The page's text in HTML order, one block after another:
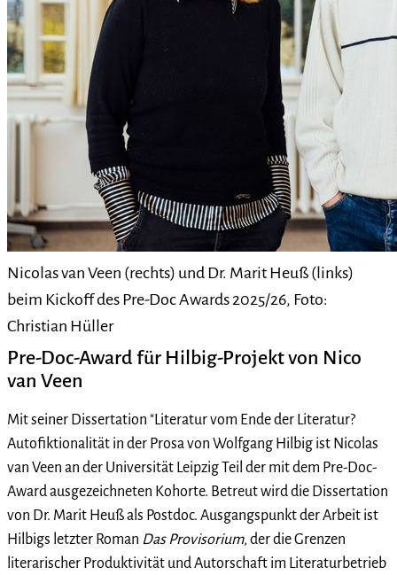
Nicolas van Veen (rechts) und Dr. Marit Heuß (links)
beim Kickoff des Pre-Doc Awards 2025/26, Foto:
Christian Hüller
Pre-Doc-Award für Hilbig-Projekt von Nico
van Veen
Mit seiner Dissertation "Literatur vom Ende der Literatur?
Autofiktionalität in der Prosa von Wolfgang Hilbig ist Nicolas
van Veen an der Universität Leipzig Teil der mit dem Pre-Doc-
Award ausgezeichneten Kohorte. Betreut wird die Dissertation
von Dr. Marit Heuß als Postdoc. Ausgangspunkt der Arbeit ist
Hilbigs letzter Roman Das Provisorium, der die Grenzen
literarischer Produktivität und Autorschaft im Literaturbetrieb